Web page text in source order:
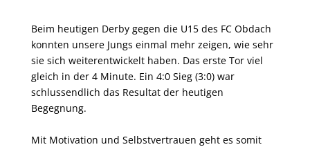
Beim heutigen Derby gegen die U15 des FC Obdach
konnten unsere Jungs einmal mehr zeigen, wie sehr
sie sich weiterentwickelt haben. Das erste Tor viel
gleich in der 4 Minute. Ein 4:0 Sieg (3:0) war
schlussendlich das Resultat der heutigen
Begegnung.
Mit Motivation und Selbstvertrauen geht es somit